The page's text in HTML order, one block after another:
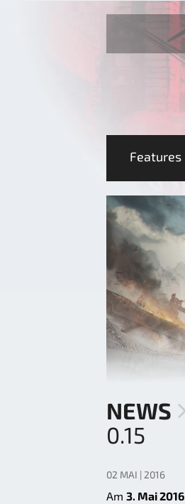
Features
NEWS
0.15
02 MAI | 2016
Am 3. Mai 2016